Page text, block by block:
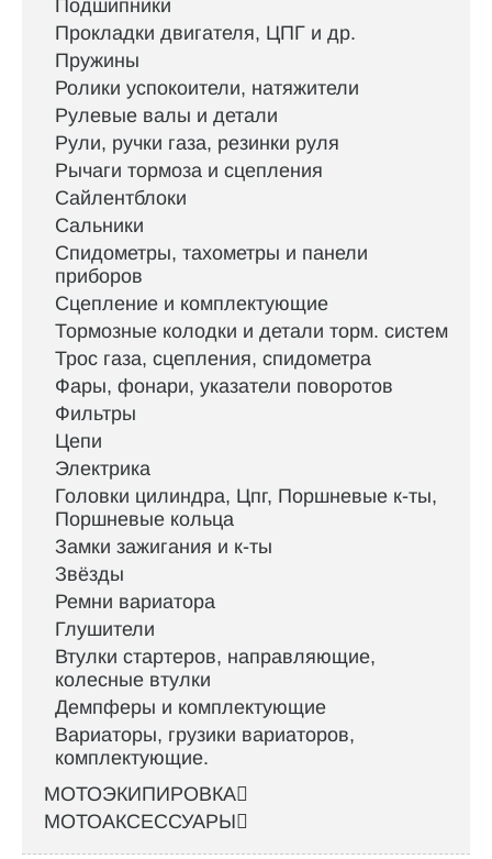
Подшипники
Прокладки двигателя, ЦПГ и др.
Пружины
Ролики успокоители, натяжители
Рулевые валы и детали
Рули, ручки газа, резинки руля
Рычаги тормоза и сцепления
Сайлентблоки
Сальники
Спидометры, тахометры и панели
приборов
Сцепление и комплектующие
Тормозные колодки и детали торм. систем
Трос газа, сцепления, спидометра
Фары, фонари, указатели поворотов
Фильтры
Цепи
Электрика
Головки цилиндра, Цпг, Поршневые к-ты,
Поршневые кольца
Замки зажигания и к-ты
Звёзды
Ремни вариатора
Глушители
Втулки стартеров, направляющие,
колесные втулки
Демпферы и комплектующие
Вариаторы, грузики вариаторов,
комплектующие.
МОТОЭКИПИРОВКА
МОТОАКСЕССУАРЫ